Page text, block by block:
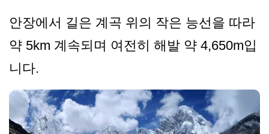
안장에서 길은 계곡 위의 작은 능선을 따라
약 5km 계속되며 여전히 해발 약 4,650m입
니다.